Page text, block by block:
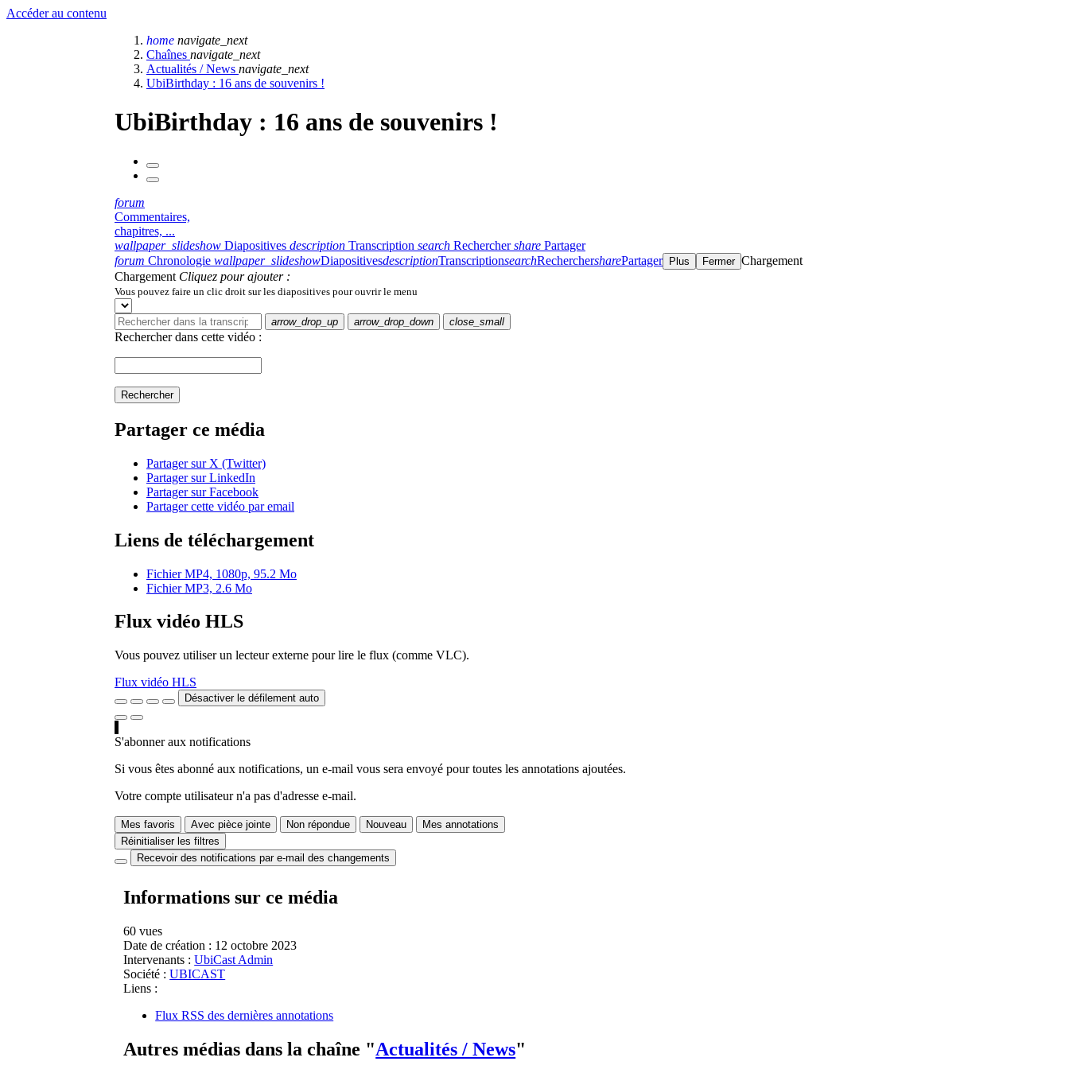
Accéder au contenu
home navigate_next
Chaînes navigate_next
Actualités / News navigate_next
UbiBirthday : 16 ans de souvenirs !
UbiBirthday : 16 ans de souvenirs !
forum
Commentaires,
chapitres, ...
wallpaper_slideshow Diapositives description Transcription search Rechercher share Partager
forum Chronologie wallpaper_slideshowDiapositivesdescriptionTranscriptionsearchRecherchersharePartager Plus Fermer Chargement
Chargement Cliquez pour ajouter :
Vous pouvez faire un clic droit sur les diapositives pour ouvrir le menu
arrow_drop_up arrow_drop_down close_small
Rechercher dans cette vidéo :
Rechercher
Partager ce média
Partager sur X (Twitter)
Partager sur LinkedIn
Partager sur Facebook
Partager cette vidéo par email
Liens de téléchargement
Fichier MP4, 1080p, 95.2 Mo
Fichier MP3, 2.6 Mo
Flux vidéo HLS
Vous pouvez utiliser un lecteur externe pour lire le flux (comme VLC).
Flux vidéo HLS
Désactiver le défilement auto
S'abonner aux notifications
Si vous êtes abonné aux notifications, un e-mail vous sera envoyé pour toutes les annotations ajoutées.
Votre compte utilisateur n'a pas d'adresse e-mail.
Mes favoris Avec pièce jointe Non répondue Nouveau
Mes annotations
Réinitialiser les filtres
Recevoir des notifications par e-mail des changements
Informations sur ce média
60 vues
Date de création : 12 octobre 2023
Intervenants : UbiCast Admin
Société : UBICAST
Liens :
Flux RSS des dernières annotations
Autres médias dans la chaîne "Actualités / News"